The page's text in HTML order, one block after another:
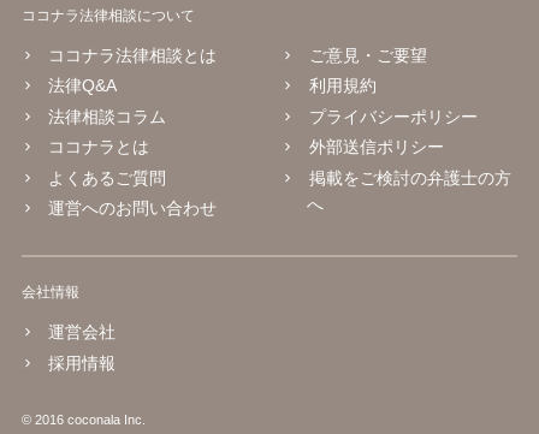
ココナラ法律相談について
ココナラ法律相談とは
法律Q&A
法律相談コラム
ココナラとは
よくあるご質問
運営へのお問い合わせ
ご意見・ご要望
利用規約
プライバシーポリシー
外部送信ポリシー
掲載をご検討の弁護士の方
へ
会社情報
運営会社
採用情報
© 2016 coconala Inc.